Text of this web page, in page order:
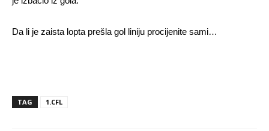
Da li je zaista lopta prešla gol liniju procijenite sami…
TAG 1.CFL